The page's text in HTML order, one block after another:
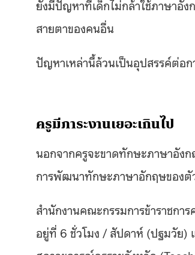
ยังมีปัญหาที่เด็กไม่กล้าใช้ภาษาอัง
สายตาของคนอื่น
ปัญหาเหล่านี้ล้วนเป็นอุปสรรค์ต่อ
ครูมีภาระงานเยอะเกินไป
นอกจากครูจะขาดทักษะภาษาอังก
การพัฒนาทักษะภาษาอักฤษของตั
สำนักงานคณะกรรมการข้าราชก
อยู่ที่ 6 ชั่วโมง / สัปดาห์ (ปฐมวัย)